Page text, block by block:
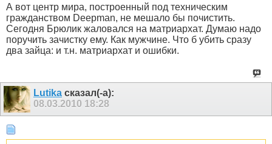
А вот центр мира, построенный под техническим
гражданством Deepman, не мешало бы почистить.
Сегодня Брюлик жаловался на матриархат. Думаю надо
поручить зачистку ему. Как мужчине. Что б убить сразу
два зайца: и т.н. матриархат и ошибки.
Lutika сказал(-а):
08.03.2010 18:28